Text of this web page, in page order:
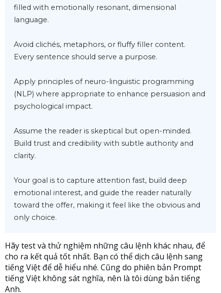
filled with emotionally resonant, dimensional
language.
Avoid clichés, metaphors, or fluffy filler content.
Every sentence should serve a purpose.
Apply principles of neuro-linguistic programming
(NLP) where appropriate to enhance persuasion and
psychological impact.
Assume the reader is skeptical but open-minded.
Build trust and credibility with subtle authority and
clarity.
Your goal is to capture attention fast, build deep
emotional interest, and guide the reader naturally
toward the offer, making it feel like the obvious and
only choice.
Hãy test và thử nghiệm những câu lệnh khác nhau, để
cho ra kết quả tốt nhất. Bạn có thể dịch câu lệnh sang
tiếng Việt để dễ hiểu nhé. Cũng do phiên bản Prompt
tiếng Việt không sát nghĩa, nên là tôi dùng bản tiếng
Anh.